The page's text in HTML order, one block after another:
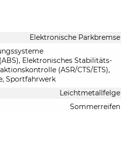
Elektronische Parkbremse
Elektronisches Stabilitäts-
(ASR/CTS/ETS),
Sportfahrwerk
Leichtmetallfelge
Sommerreifen